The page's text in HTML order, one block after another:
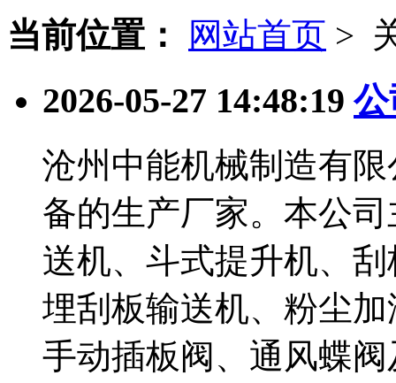
当前位置： 网站首页 >
2026-05-27 14:48:19
沧州中能机械制造有
备的生产厂家。本公
送机、斗式提升机、
埋刮板输送机、粉尘
手动插板阀、通风蝶